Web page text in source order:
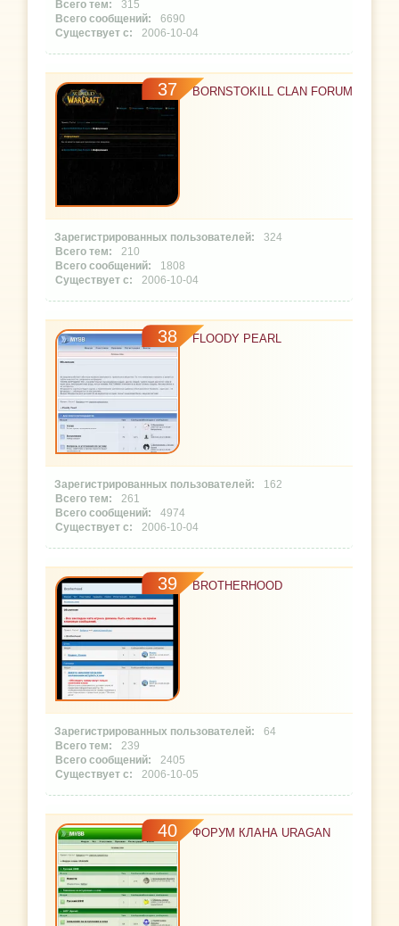
315
6690
2006-10-04
37 BORNSTOKILL CLAN FORUM
324
210
1808
2006-10-04
38 FLOODY PEARL
162
261
4974
2006-10-04
39 BROTHERHOOD
64
239
2405
2006-10-05
40 ФОРУМ КЛАНА URAGAN